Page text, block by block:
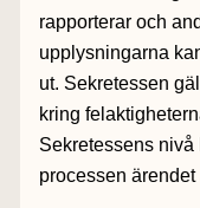
rapporterar och
upplysningarna
ut. Sekretessen
kring
Sekretessens
processen ärendet